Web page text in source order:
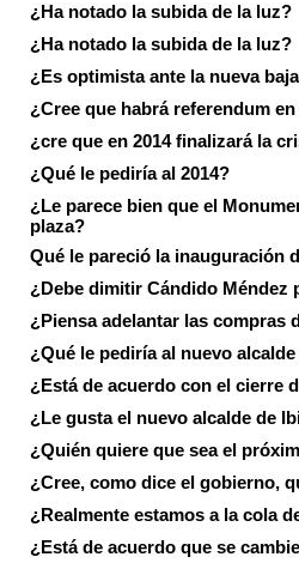
¿Ha notado la subida de la luz?
¿Ha notado la subida de la luz?
¿Es optimista ante la nueva
¿Cree que habrá referendum
¿cre que en 2014 finalizará la
¿Qué le pediría al 2014?
¿Le parece bien que el
plaza?
Qué le pareció la inauguración
¿Debe dimitir Cándido Méndez
¿Piensa adelantar las compras
¿Qué le pediría al nuevo
¿Está de acuerdo con el cierre
¿Le gusta el nuevo alcalde de
¿Quién quiere que sea el
¿Cree, como dice el gobierno,
¿Realmente estamos a la cola
¿Está de acuerdo que se